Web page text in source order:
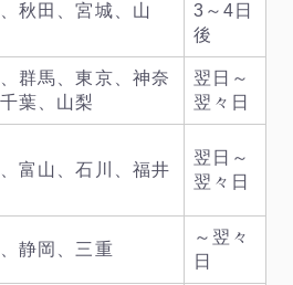
秋田、宮城、山
3～4日
後
群馬、東京、神奈
葉、山梨
翌日～
翌々日
富山、石川、福井
翌日～
翌々日
静岡、三重
～翌々
日